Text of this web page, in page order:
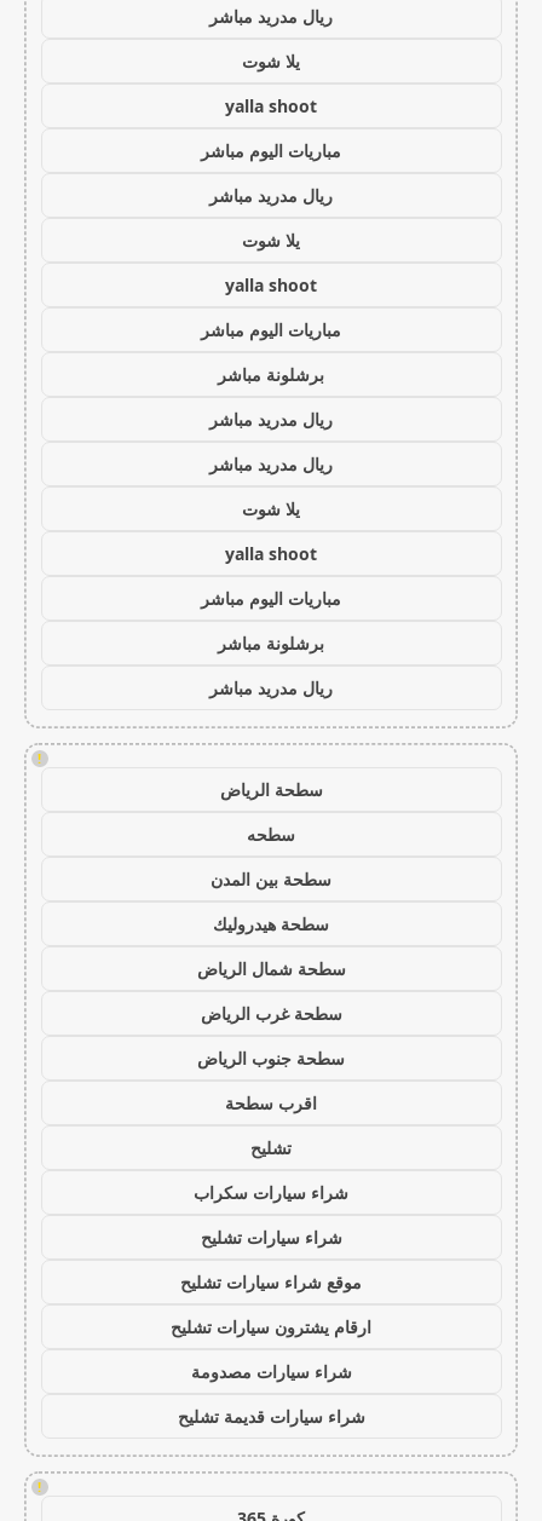
ريال مدريد مباشر
يلا شوت
yalla shoot
مباريات اليوم مباشر
ريال مدريد مباشر
يلا شوت
yalla shoot
مباريات اليوم مباشر
برشلونة مباشر
ريال مدريد مباشر
ريال مدريد مباشر
يلا شوت
yalla shoot
مباريات اليوم مباشر
برشلونة مباشر
ريال مدريد مباشر
!
سطحة الرياض
سطحه
سطحة بين المدن
سطحة هيدروليك
سطحة شمال الرياض
سطحة غرب الرياض
سطحة جنوب الرياض
اقرب سطحة
تشليح
شراء سيارات سكراب
شراء سيارات تشليح
موقع شراء سيارات تشليح
ارقام يشترون سيارات تشليح
شراء سيارات مصدومة
شراء سيارات قديمة تشليح
!